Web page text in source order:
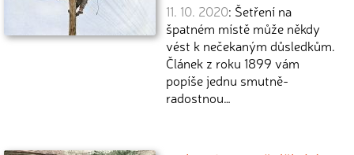
11. 10. 2020: Šetření na
špatném místě může někdy
vést k nečekaným důsledkům.
Článek z roku 1899 vám
popíše jednu smutně-
radostnou…